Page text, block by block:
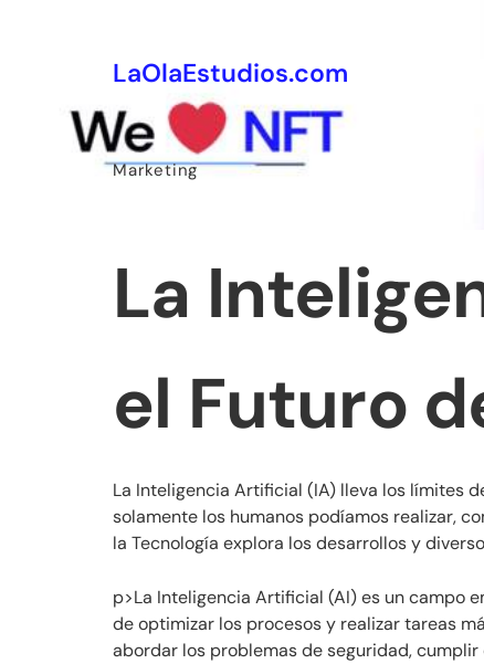
LaOlaEstudios.com
Marketing
La
el Futuro
La Inteligencia Artificial (IA) lleva los límites
solamente los humanos podíamos realizar,
la Tecnología explora los desarrollos y
p>La Inteligencia Artificial (AI) es un campo
de optimizar los procesos y realizar tareas
abordar los problemas de seguridad,